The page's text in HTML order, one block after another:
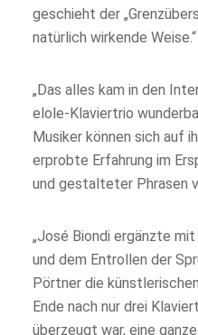
geschieht der
natürlich wirkende Weise.“
„Das alles kam in den
elole-Klaviertrio
Musiker können sich auf
erprobte Erfahrung im
und gestalteter Phrasen
„José Biondi ergänzte
und dem Entrollen der
Pörtner die
Ende nach nur drei
überzeugt war, eine